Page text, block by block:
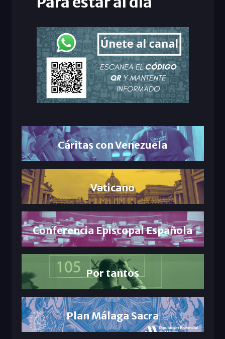
Cáritas con Venezuela
Vaticano
Conferencia Episcopal Española
Por tantos
Plan Málaga Sacra